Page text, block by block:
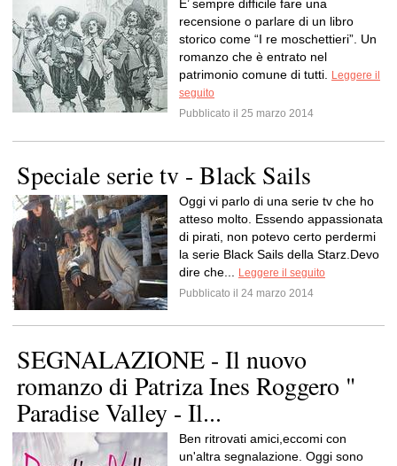
E’ sempre difficile fare una
recensione o parlare di un libro
storico come “I re moschettieri”. Un
romanzo che è entrato nel
patrimonio comune di tutti.
Leggere il
seguito
Pubblicato il 25 marzo 2014
Speciale serie tv - Black Sails
Oggi vi parlo di una serie tv che ho
atteso molto. Essendo appassionata
di pirati, non potevo certo perdermi
la serie Black Sails della Starz.Devo
dire che...
Leggere il seguito
Pubblicato il 24 marzo 2014
SEGNALAZIONE - Il nuovo
romanzo di Patriza Ines Roggero "
Paradise Valley - Il...
Ben ritrovati amici,eccomi con
un'altra segnalazione. Oggi sono